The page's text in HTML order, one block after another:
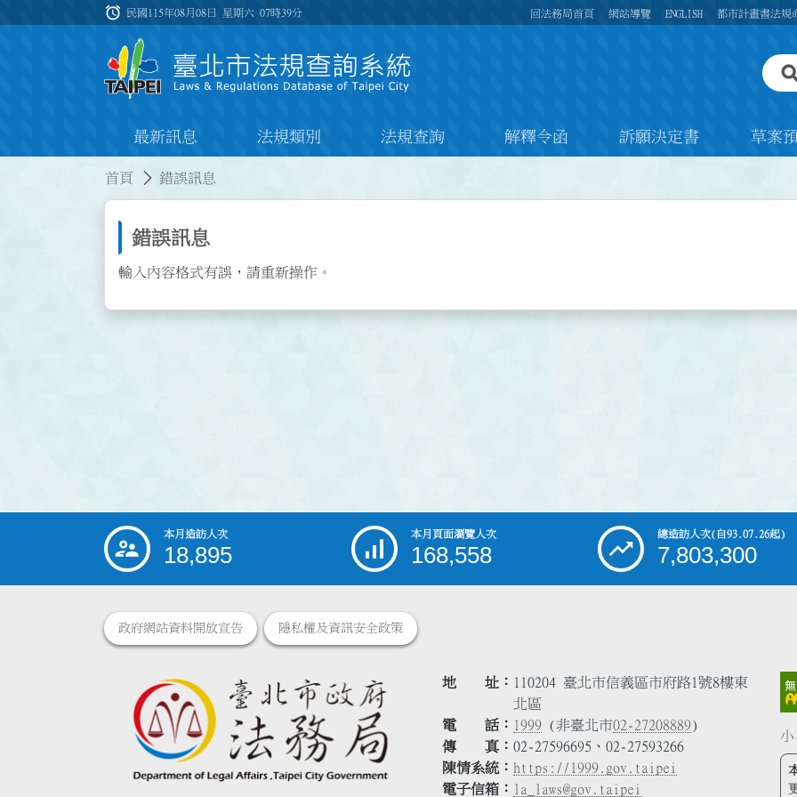
:::
alarm 民國115年08月08日 星期六07時39分 回法務局首頁 網站導覽 ENGLISH 都市計畫書法規
最新訊息 法規類別 法規查詢 解釋令函 訴願決定書 草案
首頁 錯誤訊息
錯誤訊息
輸入內容格式有誤，請重新操作。
::: 本月造訪人次
18,895
本月頁面瀏覽人次
168,558
總造訪人次(自93.07.26起)
7,803,300
政府網站資料開放宣告 隱私權及資訊安全政策
地 址
110204 臺北市信義區市府路1號8樓東
北區
電 話
1999 (非臺北市02-27208889)
傳 真
02-27596695、02-27593266
陳情系統
https://1999.gov.taipei
電子信箱
la_laws@gov.taipei
小